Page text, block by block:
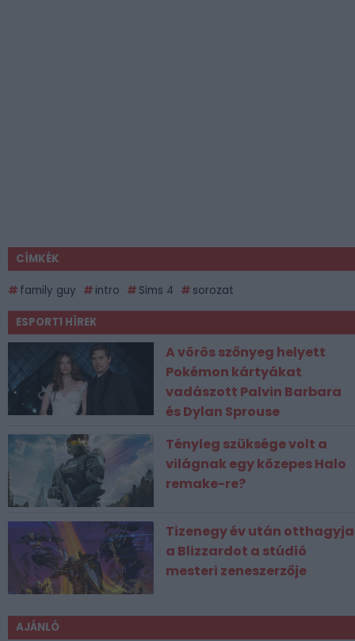
CÍMKÉK
family guy intro Sims 4 sorozat
ESPORT1 HÍREK
A vörös szőnyeg helyett
Pokémon kártyákat
vadászott Palvin Barbara
és Dylan Sprouse
Tényleg szüksége volt a
világnak egy közepes Halo
remake-re?
Tizenegy év után otthagyja
a Blizzardot a stúdió
mesteri zeneszerzője
AJÁNLÓ